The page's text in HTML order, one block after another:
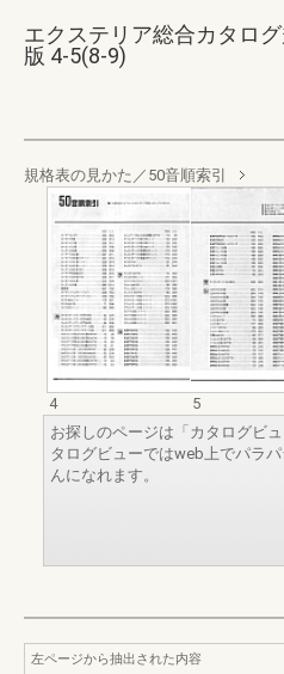
エクステリア総合カタロ
版 4-5(8-9)
規格表の見かた／50音順索引
4
5
お探しのページは「カタログビ
タログビューではweb上でパラ
んになれます。
左ページから抽出された内容